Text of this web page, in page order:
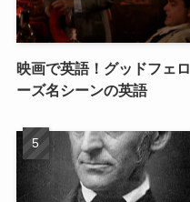
映画で英語！グッドフェロ
ーズ名シーンの英語